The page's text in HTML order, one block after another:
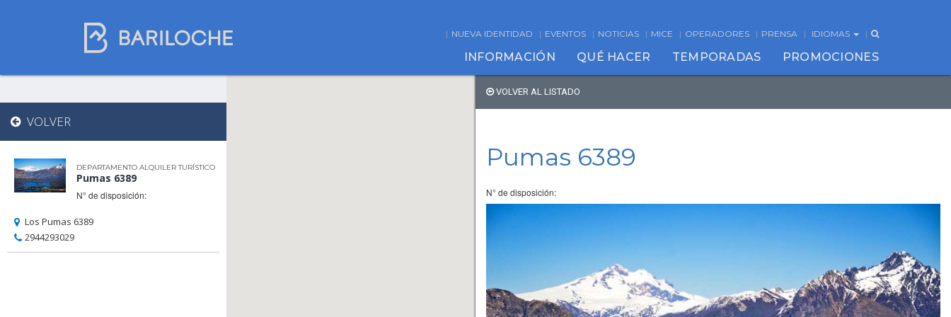
NUEVA IDENTIDAD EVENTOS NOTICIAS MICE OPERADORES PRENSA IDIOMAS
INFORMACIÓN QUÉ HACER TEMPORADAS PROMOCIONES
Dónde dormir
en Bariloche
Nombre de comercio
Tipo de alojamiento
VOLVER
DEPARTAMENTO ALQUILER TURÍSTICO
Pumas 6389
N° de disposición:
Los Pumas 6389
2944293029
VOLVER AL LISTADO
Pumas 6389
N° de disposición: